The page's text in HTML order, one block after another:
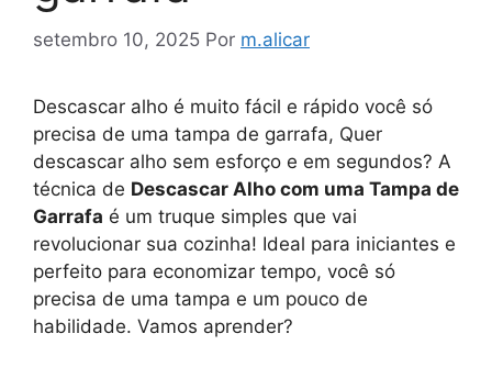
setembro 10, 2025 Por m.alicar
Descascar alho é muito fácil e rápido você só
precisa de uma tampa de garrafa, Quer
descascar alho sem esforço e em segundos? A
técnica de Descascar Alho com uma Tampa de
Garrafa é um truque simples que vai
revolucionar sua cozinha! Ideal para iniciantes e
perfeito para economizar tempo, você só
precisa de uma tampa e um pouco de
habilidade. Vamos aprender?